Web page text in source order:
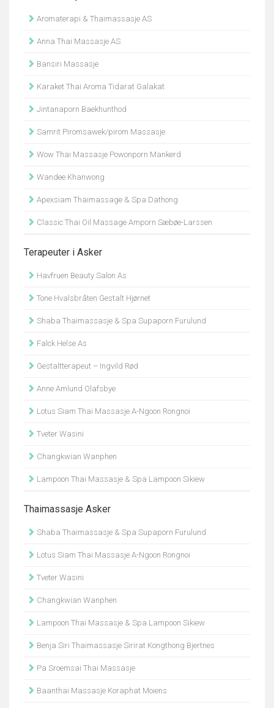
Aromaterapi & Thaimassasje AS
Anna Thai Massasje AS
Bansiri Massasje
Karaket Thai Aroma Tidarat Galakat
Jintanaporn Baekhunthod
Samrit Piromsawek/pirom Massasje
Wow Thai Massasje Powonporn Mankerd
Wandee Khanwong
Apexsiam Thaimassage & Spa Dathong
Classic Thai Oil Massage Amporn Sæbøe-Larssen
Terapeuter i Asker
Havfruen Beauty Salon As
Tone Hvalsbråten Gestalt Hjørnet
Shaba Thaimassasje & Spa Supaporn Furulund
Falck Helse As
Gestaltterapeut – Ingvild Rød
Anne Amlund Olafsbye
Lotus Siam Thai Massasje A-Ngoon Rongnoi
Tveter Wasini
Changkwian Wanphen
Lampoon Thai Massasje & Spa Lampoon Sikiew
Thaimassasje Asker
Shaba Thaimassasje & Spa Supaporn Furulund
Lotus Siam Thai Massasje A-Ngoon Rongnoi
Tveter Wasini
Changkwian Wanphen
Lampoon Thai Massasje & Spa Lampoon Sikiew
Benja Siri Thaimassasje Sirirat Kongthong Bjertnes
Pa Sroemsai Thai Massasje
Baanthai Massasje Koraphat Moiens